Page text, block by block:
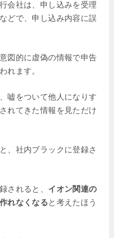
会社は、申し込みを受理
どで、申し込み内容に誤
図的に虚偽の情報で申告
れます。
嘘をついて他人になりす
れてきた情報を見ただけ
、社内ブラックに登録さ
されると、 イオン関連の
れなくなると考えたほう